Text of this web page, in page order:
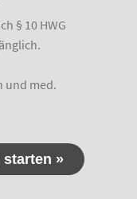
§ 10 HWG
und med.